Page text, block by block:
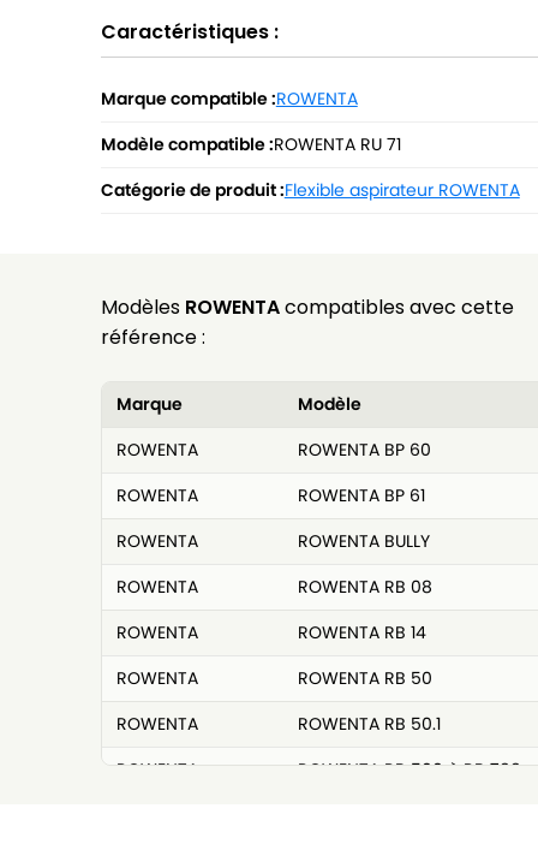
Caractéristiques :
Marque compatible :ROWENTA
Modèle compatible :ROWENTA RU 71
Catégorie de produit :Flexible aspirateur ROWENTA
Modèles ROWENTAcompatibles avec cette
référence :
Marque
Modèle
ROWENTA
ROWENTA BP 60
ROWENTA
ROWENTA BP 61
ROWENTA
ROWENTA BULLY
ROWENTA
ROWENTA RB 08
ROWENTA
ROWENTA RB 14
ROWENTA
ROWENTA RB 50
ROWENTA
ROWENTA RB 50.1
ROWENTA
ROWENTA RB 500 à RB 799